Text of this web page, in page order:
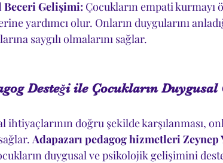
Beceri Gelişimi: Çocukların empati kurmayı
yardımcı olur. Onların duygularını
saygılı olmalarını sağlar.
Desteği ile Çocukların
ihtiyaçlarının doğru şekilde karşılanması,
Adapazarı pedagog hizmetleri Zeynep
duygusal ve psikolojik gelişimini